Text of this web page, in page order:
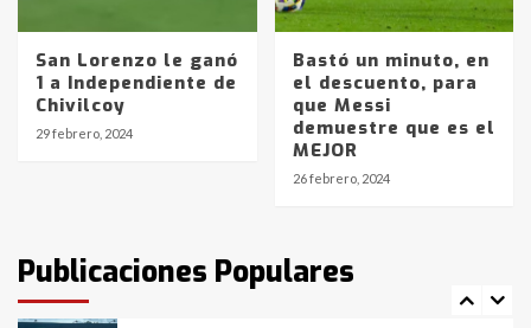
San Lorenzo le ganó
1 a Independiente de
Chivilcoy
29 febrero, 2024
Bastó un minuto, en
el descuento, para
que Messi
demuestre que es el
MEJOR
26 febrero, 2024
Publicaciones Populares
de la provincia
T.Lauquen: tres jóvenes que
intentaron evadir a la Policía
fueron detenidos por
comercialización de drogas en la
Frígorífico Indio Pampa